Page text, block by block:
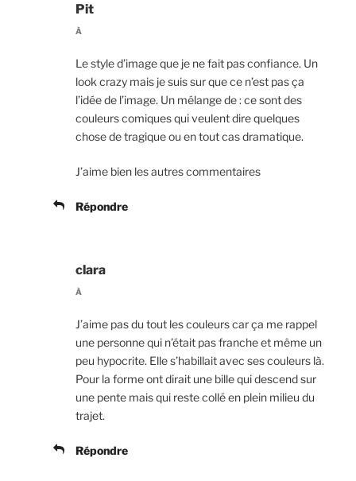
Pit
À
Le style d’image que je ne fait pas confiance. Un
look crazy mais je suis sur que ce n’est pas ça
l’idée de l’image. Un mélange de : ce sont des
couleurs comiques qui veulent dire quelques
chose de tragique ou en tout cas dramatique.
J’aime bien les autres commentaires
Répondre
clara
À
J’aime pas du tout les couleurs car ça me rappel
une personne qui n’était pas franche et même un
peu hypocrite. Elle s’habillait avec ses couleurs là.
Pour la forme ont dirait une bille qui descend sur
une pente mais qui reste collé en plein milieu du
trajet.
Répondre